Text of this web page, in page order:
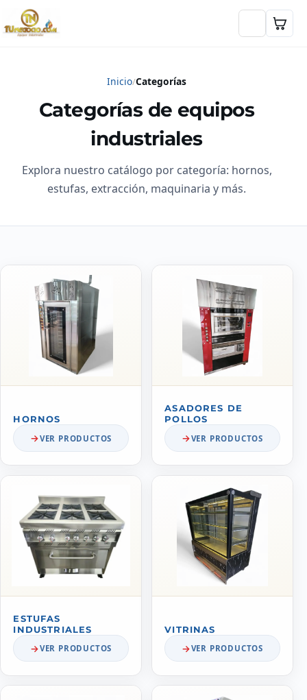
Inicio Categorías
Categorías de equipos
industriales
Explora nuestro catálogo por categoría: hornos,
estufas, extracción, maquinaria y más.
HORNOS
VER PRODUCTOS
ASADORES DE
POLLOS
VER PRODUCTOS
ESTUFAS
INDUSTRIALES
VER PRODUCTOS
VITRINAS
VER PRODUCTOS